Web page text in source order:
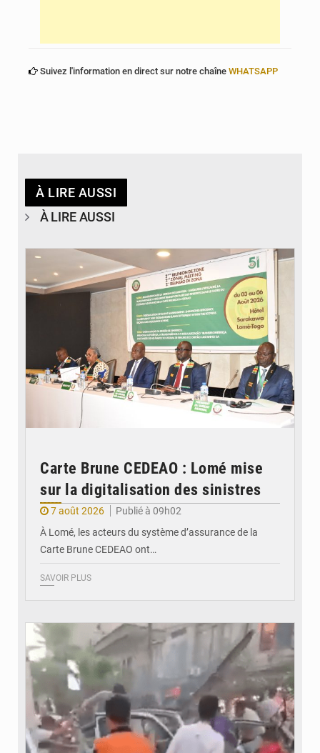
Suivez l'information en direct sur notre chaîne WHATSAPP
À LIRE AUSSI
À LIRE AUSSI
Carte Brune CEDEAO : Lomé mise
sur la digitalisation des sinistres
7 août 2026
Publié à 09h02
À Lomé, les acteurs du système d’assurance de la
Carte Brune CEDEAO ont…
SAVOIR PLUS